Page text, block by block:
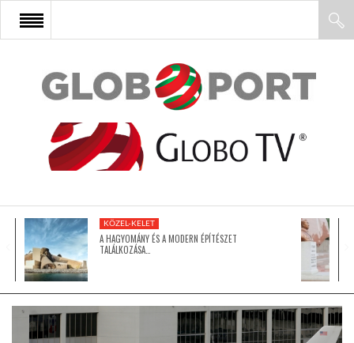
FŐOLDAL
AFRIKA
ÁZSIA
LATIN-AMERIKA
KÖZEL-KELET
A HAGYOMÁNY ÉS A MODERN ÉPÍTÉSZET
TALÁLKOZÁSA…